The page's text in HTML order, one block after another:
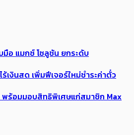
มือ แมกซ์ โซลูชัน ยกระดับ
เงินสด เพิ่มฟีเจอร์ใหม่ชำระค่าตั๋ว
พร้อมมอบสิทธิพิเศษแก่สมาชิก Max